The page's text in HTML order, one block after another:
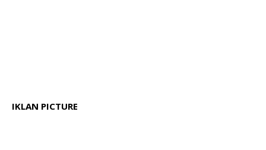
IKLAN PICTURE